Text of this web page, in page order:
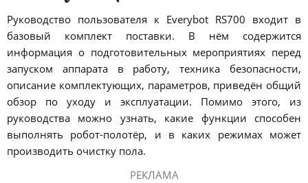
Руководство пользователя к Everybot RS700 входит в
базовый комплект поставки. В нём содержится
информация о подготовительных мероприятиях перед
запуском аппарата в работу, техника безопасности,
описание комплектующих, параметров, приведён общий
обзор по уходу и эксплуатации. Помимо этого, из
руководства можно узнать, какие функции способен
выполнять робот-полотёр, и в каких режимах может
производить очистку пола.
РЕКЛАМА